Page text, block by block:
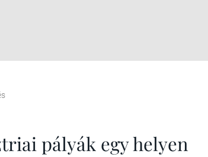
pályák egy helyen